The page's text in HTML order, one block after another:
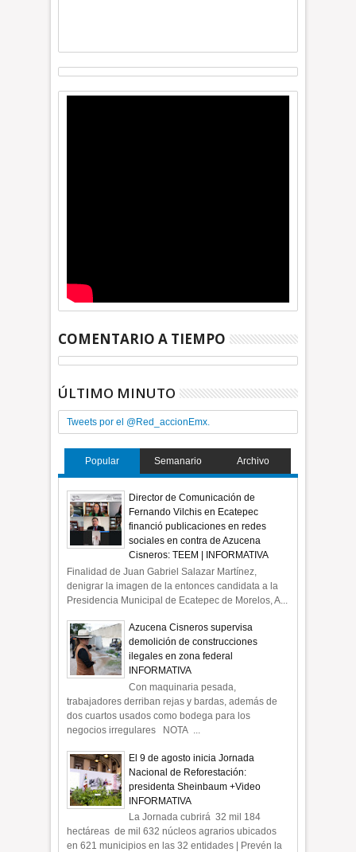
COMENTARIO A TIEMPO
ÚLTIMO MINUTO
Tweets por el @Red_accionEmx.
Popular Semanario Archivo
Director de Comunicación de
Fernando Vilchis en Ecatepec
financió publicaciones en redes
sociales en contra de Azucena
Cisneros: TEEM | INFORMATIVA
Finalidad de Juan Gabriel Salazar Martínez,
denigrar la imagen de la entonces candidata a la
Presidencia Municipal de Ecatepec de Morelos, A...
Azucena Cisneros supervisa
demolición de construcciones
ilegales en zona federal
INFORMATIVA
Con maquinaria pesada,
trabajadores derriban rejas y bardas, además de
dos cuartos usados como bodega para los
negocios irregulares NOTA ...
El 9 de agosto inicia Jornada
Nacional de Reforestación:
presidenta Sheinbaum +Video
INFORMATIVA
La Jornada cubrirá 32 mil 184
hectáreas de mil 632 núcleos agrarios ubicados
en 621 municipios en las 32 entidades | Prevén la